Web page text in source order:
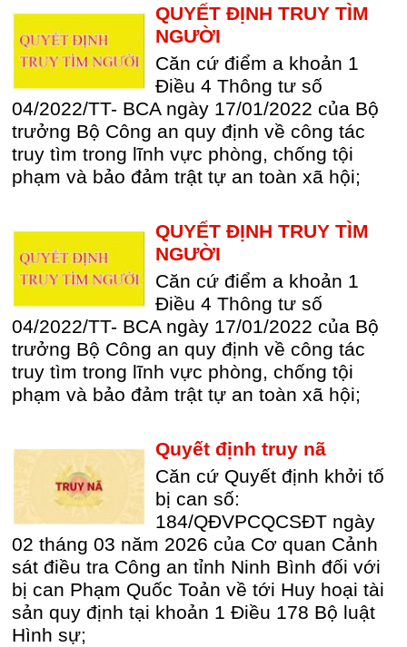
QUYẾT ĐỊNH TRUY TÌM
NGƯỜI
Căn cứ điểm a khoản 1
Điều 4 Thông tư số
04/2022/TT- BCA ngày 17/01/2022 của Bộ
trưởng Bộ Công an quy định về công tác
truy tìm trong lĩnh vực phòng, chống tội
phạm và bảo đảm trật tự an toàn xã hội;
QUYẾT ĐỊNH TRUY TÌM
NGƯỜI
Căn cứ điểm a khoản 1
Điều 4 Thông tư số
04/2022/TT- BCA ngày 17/01/2022 của Bộ
trưởng Bộ Công an quy định về công tác
truy tìm trong lĩnh vực phòng, chống tội
phạm và bảo đảm trật tự an toàn xã hội;
Quyết định truy nã
Căn cứ Quyết định khởi tố
bị can số:
184/QĐVPCQCSĐT ngày
02 tháng 03 năm 2026 của Cơ quan Cảnh
sát điều tra Công an tỉnh Ninh Bình đối với
bị can Phạm Quốc Toản về tới Huy hoại tài
sản quy định tại khoản 1 Điều 178 Bộ luật
Hình sự;